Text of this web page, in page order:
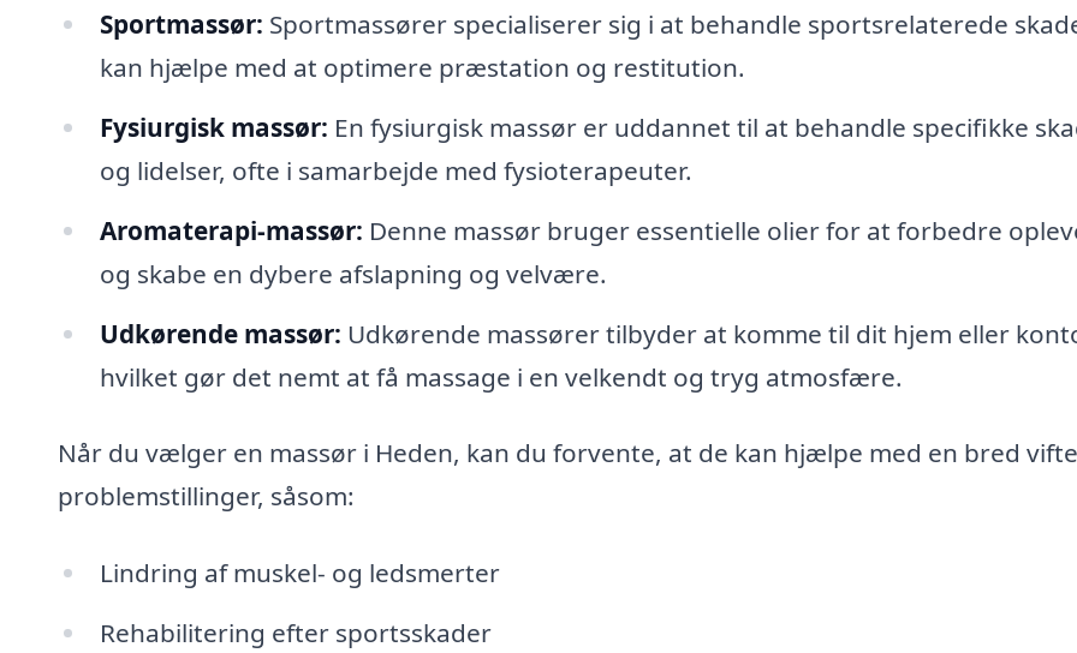
Sportmassør: Sportmassører specialiserer sig i at behandle sportsrelaterede
kan hjælpe med at optimere præstation og restitution.
Fysiurgisk massør: En fysiurgisk massør er uddannet til at behandle specifikke
og lidelser, ofte i samarbejde med fysioterapeuter.
Aromaterapi-massør: Denne massør bruger essentielle olier for at forbedre
og skabe en dybere afslapning og velvære.
Udkørende massør: Udkørende massører tilbyder at komme til dit hjem eller
hvilket gør det nemt at få massage i en velkendt og tryg atmosfære.
Når du vælger en massør i Heden, kan du forvente, at de kan hjælpe med en bred
problemstillinger, såsom:
Lindring af muskel- og ledsmerter
Rehabilitering efter sportsskader